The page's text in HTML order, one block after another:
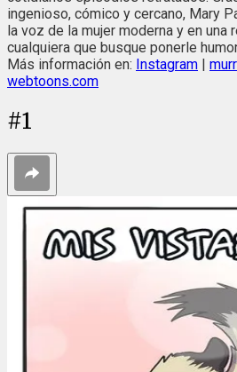
ingenioso, cómico y cercano, Mary
la voz de la mujer moderna y en una
cualquiera que busque ponerle
Más información en: Instagram |
webtoons.com
#1